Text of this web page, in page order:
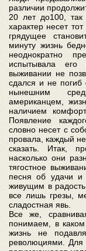
различии
20 лет до100,
характер несет
грядущее
минуту жизнь
неоднократно
испытывала
выживании не
сдался и не погиб
нынешним
американцем,
наличием
Появление
словно несет с
провала, каждый
сказать. Итак,
насколько они
тягостное
песня об удачи
живущим в
все лишь грезы,
сладостная явь.
Все же,
понимаем, в
жизнь не
революциями. Для